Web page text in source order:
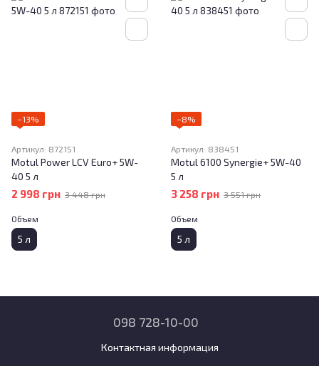
−13%
Артикул: 872151
Motul Power LCV Euro+ 5W-
40 5 л
2 998 грн 3 448 грн
Объем
5 л
−8%
Артикул: 838451
Motul 6100 Synergie+ 5W-40
5 л
3 258 грн 3 551 грн
Объем
5 л
098 728-10-00
Контактная информация